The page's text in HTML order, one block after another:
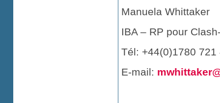
Manuela Whittaker
IBA – RP pour
Tél: +44(0)1780 721
E-mail: